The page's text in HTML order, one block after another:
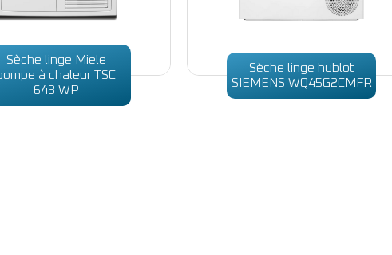
Sèche linge Miele
à chaleur TSC
643 WP
Sèche linge hublot
SIEMENS WQ45G2CMFR